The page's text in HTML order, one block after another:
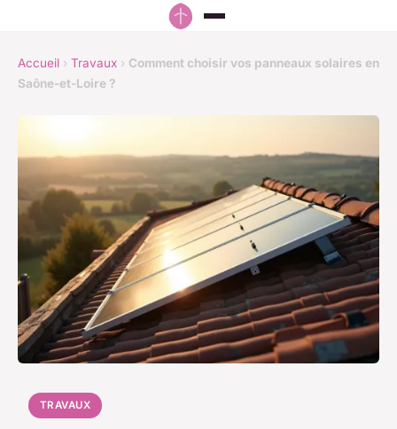
Accueil › Travaux › Comment choisir vos panneaux solaires en
Saône-et-Loire ?
TRAVAUX